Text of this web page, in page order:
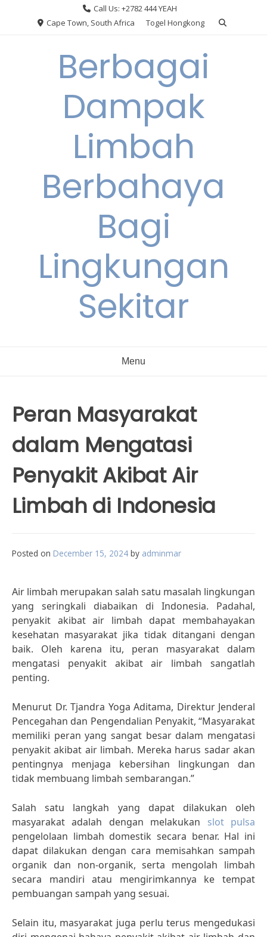
Call Us: +2782 444 YEAH
Cape Town, South Africa
Togel Hongkong
Berbagai
Dampak
Limbah
Berbahaya
Bagi
Lingkungan
Sekitar
Menu
Peran Masyarakat
dalam Mengatasi
Penyakit Akibat Air
Limbah di Indonesia
Posted on December 15, 2024 by adminmar
Air limbah merupakan salah satu masalah lingkungan
yang seringkali diabaikan di Indonesia. Padahal,
penyakit akibat air limbah dapat membahayakan
kesehatan masyarakat jika tidak ditangani dengan
baik. Oleh karena itu, peran masyarakat dalam
mengatasi penyakit akibat air limbah sangatlah
penting.
Menurut Dr. Tjandra Yoga Aditama, Direktur Jenderal
Pencegahan dan Pengendalian Penyakit, “Masyarakat
memiliki peran yang sangat besar dalam mengatasi
penyakit akibat air limbah. Mereka harus sadar akan
pentingnya menjaga kebersihan lingkungan dan
tidak membuang limbah sembarangan.”
Salah satu langkah yang dapat dilakukan oleh
masyarakat adalah dengan melakukan slot pulsa
pengelolaan limbah domestik secara benar. Hal ini
dapat dilakukan dengan cara memisahkan sampah
organik dan non-organik, serta mengolah limbah
secara mandiri atau mengirimkannya ke tempat
pembuangan sampah yang sesuai.
Selain itu, masyarakat juga perlu terus mengedukasi